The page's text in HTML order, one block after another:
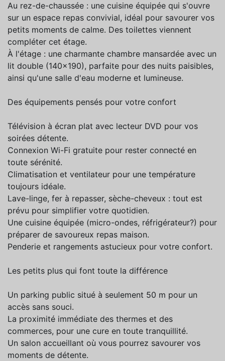
Au rez-de-chaussée : une cuisine équipée qui s'ouvre
sur un espace repas convivial, idéal pour savourer vos
petits moments de calme. Des toilettes viennent
compléter cet étage.
À l'étage : une charmante chambre mansardée avec un
lit double (140x190), parfaite pour des nuits paisibles,
ainsi qu'une salle d'eau moderne et lumineuse.
Des équipements pensés pour votre confort
Télévision à écran plat avec lecteur DVD pour vos
soirées détente.
Connexion Wi-Fi gratuite pour rester connecté en
toute sérénité.
Climatisation et ventilateur pour une température
toujours idéale.
Lave-linge, fer à repasser, sèche-cheveux : tout est
prévu pour simplifier votre quotidien.
Une cuisine équipée (micro-ondes, réfrigérateur?) pour
préparer de savoureux repas maison.
Penderie et rangements astucieux pour votre confort.
Les petits plus qui font toute la différence
Un parking public situé à seulement 50 m pour un
accès sans souci.
La proximité immédiate des thermes et des
commerces, pour une cure en toute tranquillité.
Un salon accueillant où vous pourrez savourer vos
moments de détente.